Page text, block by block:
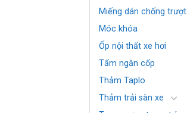
Miếng dán chống trượt
Móc khóa
Ốp nội thất xe hơi
Tấm ngăn cốp
Thảm Taplo
Thảm trải sàn xe